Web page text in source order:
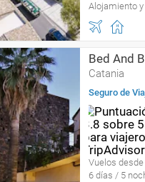
Alojamiento
Bed And
Catania
Seguro de
Vuelos
6 días / 5